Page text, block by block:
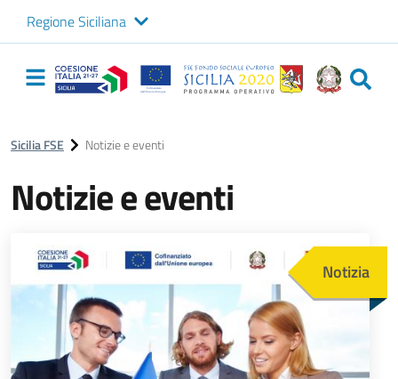
Regione Siciliana
Logo Sicilia FSE
Navigazione
principale
Sicilia FSE Notizie e eventi
Notizie e eventi
Notizia